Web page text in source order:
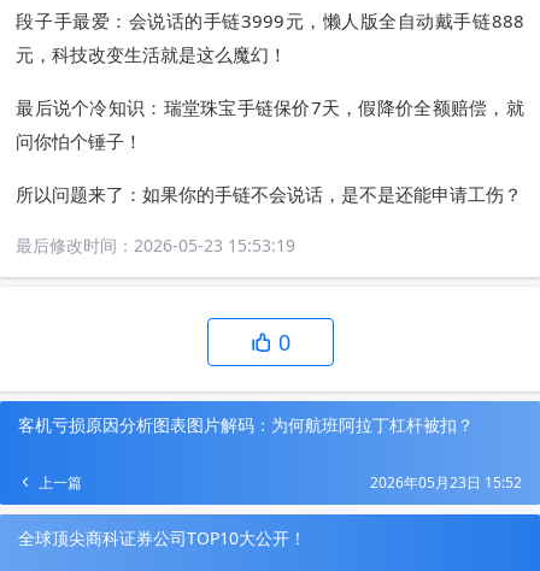
段子手最爱：会说话的手链3999元，懒人版全自动戴手链888
元，科技改变生活就是这么魔幻！
最后说个冷知识：瑞堂珠宝手链保价7天，假降价全额赔偿，就
问你怕个锤子！
所以问题来了：如果你的手链不会说话，是不是还能申请工伤？
最后修改时间：2026-05-23 15:53:19
0
客机亏损原因分析图表图片解码：为何航班阿拉丁杠杆被扣？
上一篇 2026年05月23日 15:52
全球顶尖商科证券公司TOP10大公开！